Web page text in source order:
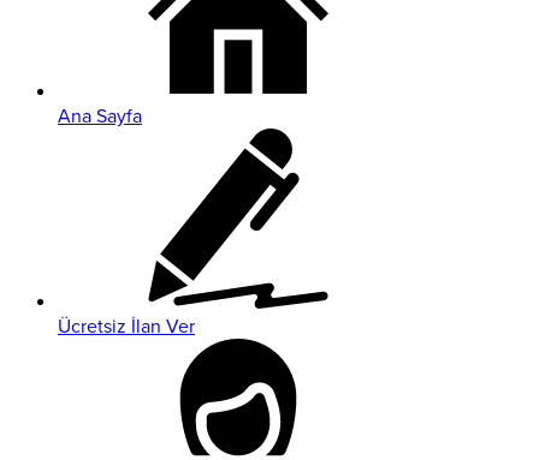
Ana Sayfa
Ücretsiz İlan Ver